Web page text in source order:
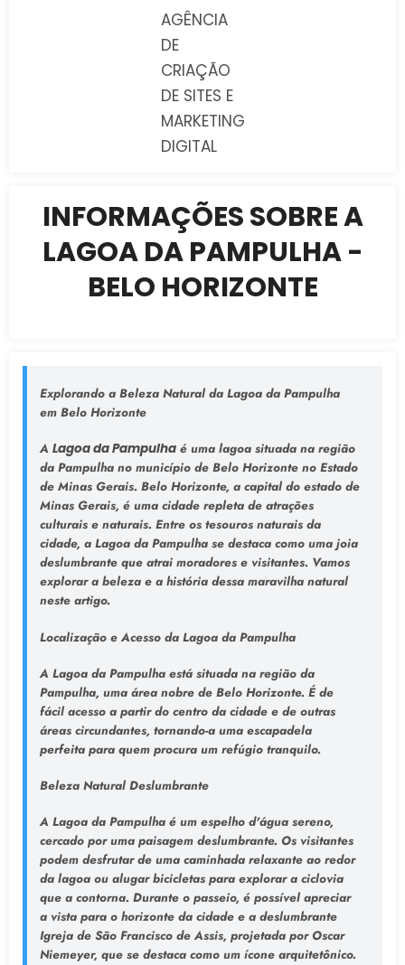
AGÊNCIA
DE
CRIAÇÃO
DE SITES E
MARKETING
DIGITAL
INFORMAÇÕES SOBRE A
LAGOA DA PAMPULHA -
BELO HORIZONTE
Explorando a Beleza Natural da Lagoa da Pampulha
em Belo Horizonte
A Lagoa da Pampulha é uma lagoa situada na região
da Pampulha no município de Belo Horizonte no Estado
de Minas Gerais. Belo Horizonte, a capital do estado de
Minas Gerais, é uma cidade repleta de atrações
culturais e naturais. Entre os tesouros naturais da
cidade, a Lagoa da Pampulha se destaca como uma joia
deslumbrante que atrai moradores e visitantes. Vamos
explorar a beleza e a história dessa maravilha natural
neste artigo.
Localização e Acesso da Lagoa da Pampulha
A Lagoa da Pampulha está situada na região da
Pampulha, uma área nobre de Belo Horizonte. É de
fácil acesso a partir do centro da cidade e de outras
áreas circundantes, tornando-a uma escapadela
perfeita para quem procura um refúgio tranquilo.
Beleza Natural Deslumbrante
A Lagoa da Pampulha é um espelho d'água sereno,
cercado por uma paisagem deslumbrante. Os visitantes
podem desfrutar de uma caminhada relaxante ao redor
da lagoa ou alugar bicicletas para explorar a ciclovia
que a contorna. Durante o passeio, é possível apreciar
a vista para o horizonte da cidade e a deslumbrante
Igreja de São Francisco de Assis, projetada por Oscar
Niemeyer, que se destaca como um ícone arquitetônico.